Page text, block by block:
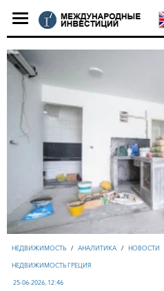
НЕДВИЖИМОСТЬ / АНАЛИТИКА / НОВОСТИ
НЕДВИЖИМОСТЬ ГРЕЦИЯ
25-06-2026, 12:46